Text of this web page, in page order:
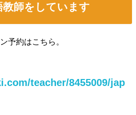
師をしています
予約はこちら。
teacher/8455009/jap